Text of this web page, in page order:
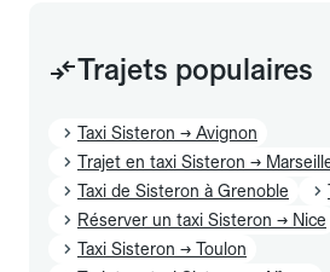
Trajets populaires
Taxi Sisteron → Avignon
Trajet en taxi Sisteron →
Taxi de Sisteron à Grenoble
Réserver un taxi Sisteron → Nice
Taxi Sisteron → Toulon